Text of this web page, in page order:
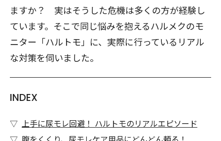
ますか？ 実はそうした危機は多くの方が経験し
ています。そこで同じ悩みを抱えるハルメクのモ
ニター「ハルトモ」に、実際に行っているリアル
な対策を伺いました。
INDEX
上手に尿モレ回避！ ハルトモのリアルエピソード